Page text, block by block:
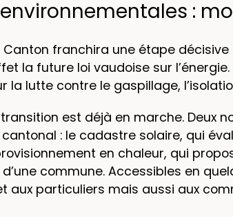
:
franchira une étape
la future loi vaudoise sur
la lutte contre le gaspillage,
est déjà en marche. Deux
: le cadastre solaire, qui
en chaleur, qui
d’une commune. Accessibles en
aux particuliers mais aussi aux